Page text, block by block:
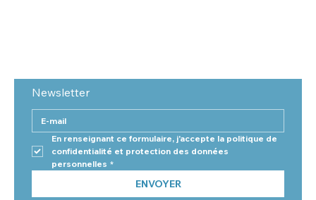
Newsletter
En renseignant ce formulaire, j'accepte la politique de
confidentialité et protection des données
personnelles *
ENVOYER